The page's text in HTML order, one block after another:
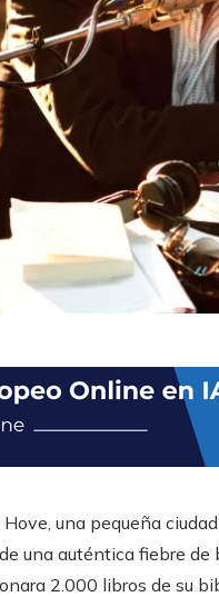
una pequeña
una auténtica fiebre de
2.000 libros de su